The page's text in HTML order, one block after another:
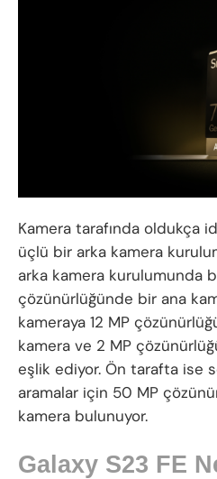
Kamera tarafında oldukça
üçlü bir arka kamera
arka kamera kurulumunda
çözünürlüğünde bir ana
kameraya 12 MP
kamera ve 2 MP
eşlik ediyor. Ön tarafta ise
aramalar için 50 MP
kamera bulunuyor.
Galaxy S23 FE